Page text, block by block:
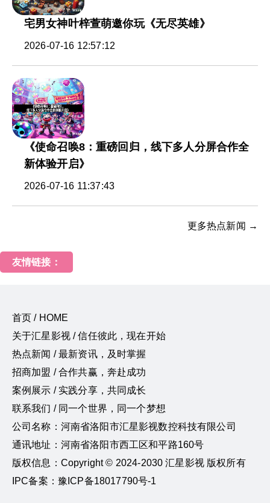
宅男女神叶梓萱萌邀你玩《无尽英雄》
2026-07-16 12:57:12
《使命召唤8：重磅回归，线下多人分屏合作全
新体验开启》
2026-07-16 11:37:43
更多热点新闻 →
友情链接：
首页 / HOME
关于汇星影视 / 信任彼此，现在开始
热点新闻 / 最新资讯，及时掌握
招商加盟 / 合作共赢，奔赴成功
案例展示 / 实践分享，共同成长
联系我们 / 同一个世界，同一个梦想
公司名称：河南省洛阳市汇星影视数控科技有限公司
通讯地址：河南省洛阳市西工区和平路160号
版权信息：Copyright © 2024-2030 汇星影视 版权所有
IPC备案：豫ICP备18017790号-1